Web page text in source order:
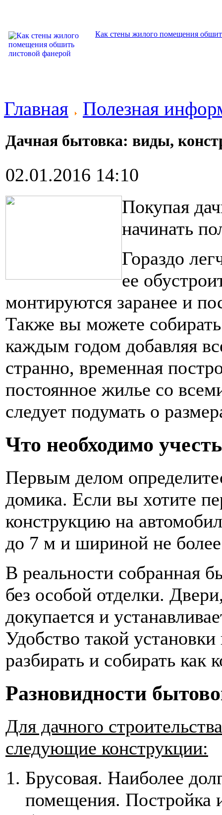
Как стены жилого помещения
Главная Полезная
Дачная бытовка: виды,
02.01.2016 14:10
Покупая
начинать
Гораздо
ее
монтируются заранее и
Также вы можете
каждым годом добавляя
странно, временная
постоянное жилье со
следует подумать о
Что необходимо
Первым делом
домика. Если вы хотите
конструкцию на
до 7 м и шириной не
В реальности собранная
без особой отделки.
докупается и
Удобство такой
разбирать и собирать как
Разновидности
Для дачного
следующие конструкции:
Брусовая. Наиболее
помещения. Постройка